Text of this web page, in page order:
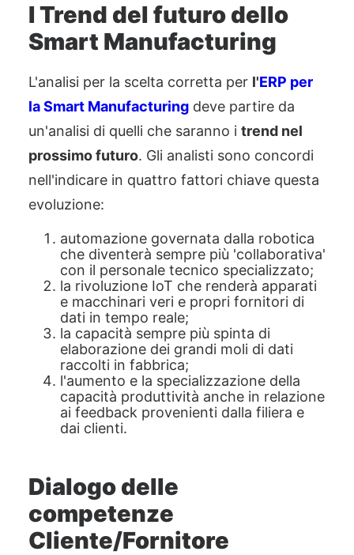
I Trend del futuro dello
Smart Manufacturing
L'analisi per la scelta corretta per l'ERP per
la Smart Manufacturing deve partire da
un'analisi di quelli che saranno i trend nel
prossimo futuro. Gli analisti sono concordi
nell'indicare in quattro fattori chiave questa
evoluzione:
automazione governata dalla robotica
che diventerà sempre più 'collaborativa'
con il personale tecnico specializzato;
la rivoluzione IoT che renderà apparati
e macchinari veri e propri fornitori di
dati in tempo reale;
la capacità sempre più spinta di
elaborazione dei grandi moli di dati
raccolti in fabbrica;
l'aumento e la specializzazione della
capacità produttività anche in relazione
ai feedback provenienti dalla filiera e
dai clienti.
Dialogo delle
competenze
Cliente/Fornitore